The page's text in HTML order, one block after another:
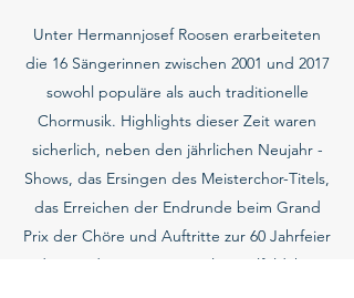
Unter Hermannjosef Roosen erarbeiteten
die 16 Sängerinnen zwischen 2001 und 2017
sowohl populäre als auch traditionelle
Chormusik. Highlights dieser Zeit waren
sicherlich, neben den jährlichen Neujahr -
Shows, das Ersingen des Meisterchor-Titels,
das Erreichen der Endrunde beim Grand
Prix der Chöre und Auftritte zur 60 Jahrfeier
des Landes NRW sowie als Spielfeldchor